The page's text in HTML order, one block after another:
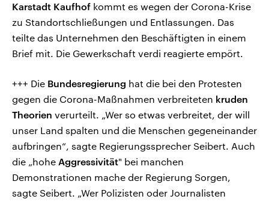
Karstadt Kaufhof kommt es wegen der Corona-Krise
zu Standortschließungen und Entlassungen. Das
teilte das Unternehmen den Beschäftigten in einem
Brief mit. Die Gewerkschaft verdi reagierte empört.
+++ Die Bundesregierung hat die bei den Protesten
gegen die Corona-Maßnahmen verbreiteten kruden
Theorien verurteilt. „Wer so etwas verbreitet, der will
unser Land spalten und die Menschen gegeneinander
aufbringen“, sagte Regierungssprecher Seibert. Auch
die „hohe Aggressivität" bei manchen
Demonstrationen mache der Regierung Sorgen,
sagte Seibert. „Wer Polizisten oder Journalisten